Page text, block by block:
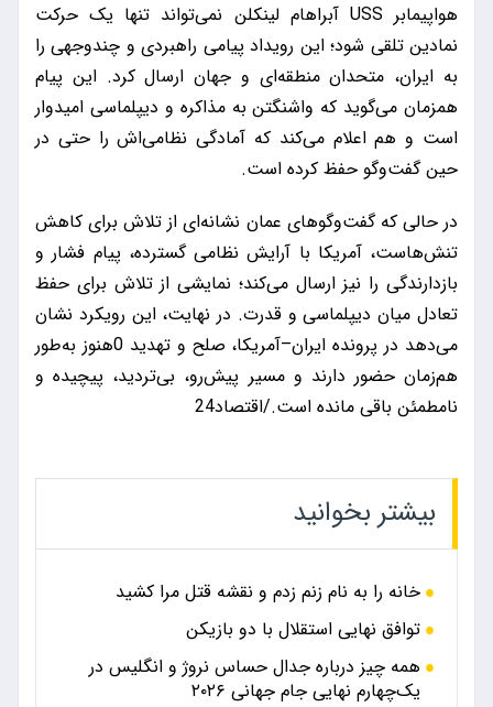
هواپیمابر USS آبراهام لینکلن نمی‌تواند تنها یک حرکت
نمادین تلقی شود؛ این رویداد پیامی راهبردی و چندوجهی را
به ایران، متحدان منطقه‌ای و جهان ارسال کرد. این پیام
همزمان می‌گوید که واشنگتن به مذاکره و دیپلماسی امیدوار
است و هم اعلام می‌کند که آمادگی نظامی‌اش را حتی در
حین گفت‌و‌گو حفظ کرده است.
در حالی که گفت‌و‌گو‌های عمان نشانه‌ای از تلاش برای کاهش
تنش‌هاست، آمریکا با آرایش نظامی گسترده، پیام فشار و
بازدارندگی را نیز ارسال می‌کند؛ نمایشی از تلاش برای حفظ
تعادل میان دیپلماسی و قدرت. در نهایت، این رویکرد نشان
می‌دهد در پرونده ایران–آمریکا، صلح و تهدید 0هنوز به‌طور
هم‌زمان حضور دارند و مسیر پیش‌رو، بی‌تردید، پیچیده و
نامطمئن باقی مانده است./اقتصاد24
بیشتر بخوانید
خانه را به نام زنم زدم و نقشه قتل مرا کشید
توافق نهایی استقلال با دو بازیکن
همه چیز درباره جدال حساس نروژ و انگلیس در
یک‌چهارم نهایی جام جهانی ۲۰۲۶